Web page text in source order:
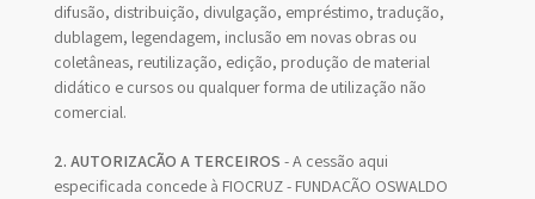
difusão, distribuição, divulgação, empréstimo, tradução,
dublagem, legendagem, inclusão em novas obras ou
coletâneas, reutilização, edição, produção de material
didático e cursos ou qualquer forma de utilização não
comercial.
2. AUTORIZAÇÃO A TERCEIROS - A cessão aqui
especificada concede à FIOCRUZ - FUNDAÇÃO OSWALDO